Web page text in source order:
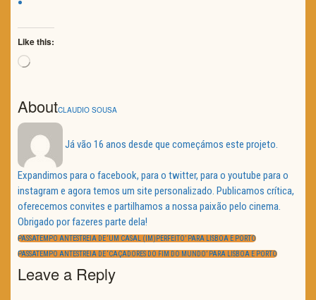
Like this:
Loading…
AboutCLAUDIO SOUSA
Já vão 16 anos desde que começámos este projeto.
Expandimos para o facebook, para o twitter, para o youtube para o
instagram e agora temos um site personalizado. Publicamos crítica,
oferecemos convites e partilhamos a nossa paixão pelo cinema.
Obrigado por fazeres parte dela!
Navegação
de
artigos
PREVIOUS
PASSATEMPO ANTESTREIA DE ‘UM CASAL (IM)PERFEITO’ PARA LISBOA E PORTO
NEXT
PASSATEMPO ANTESTREIA DE ‘CAÇADORES DO FIM DO MUNDO’ PARA LISBOA E PORTO
Leave a Reply